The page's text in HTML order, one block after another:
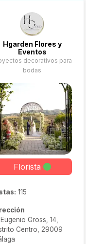
Hgarden Flores y
Eventos
decorativos para
bodas
Florista
115
Gross, 14,
Centro, 29009